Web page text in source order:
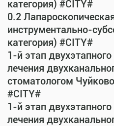
категория) #CITY#
0.2
инструментально-
категория) #CITY#
1-й этап
лечения
стоматологом
#CITY#
1-й этап
лечения